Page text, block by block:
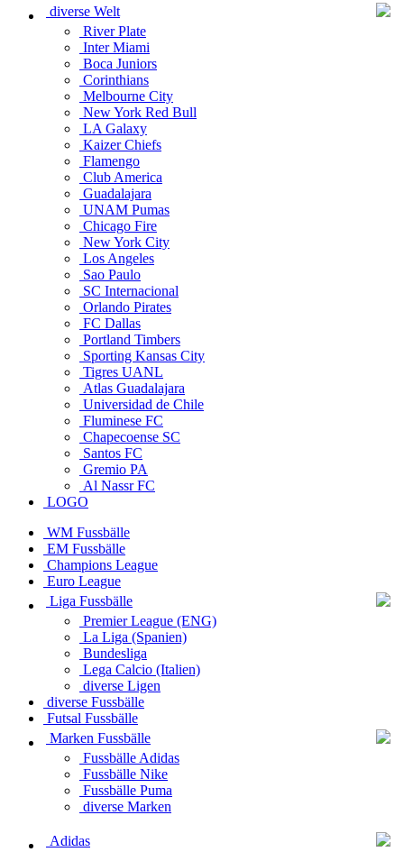
diverse Welt
River Plate
Inter Miami
Boca Juniors
Corinthians
Melbourne City
New York Red Bull
LA Galaxy
Kaizer Chiefs
Flamengo
Club America
Guadalajara
UNAM Pumas
Chicago Fire
New York City
Los Angeles
Sao Paulo
SC Internacional
Orlando Pirates
FC Dallas
Portland Timbers
Sporting Kansas City
Tigres UANL
Atlas Guadalajara
Universidad de Chile
Fluminese FC
Chapecoense SC
Santos FC
Gremio PA
Al Nassr FC
LOGO
WM Fussbälle
EM Fussbälle
Champions League
Euro League
Liga Fussbälle
Premier League (ENG)
La Liga (Spanien)
Bundesliga
Lega Calcio (Italien)
diverse Ligen
diverse Fussbälle
Futsal Fussbälle
Marken Fussbälle
Fussbälle Adidas
Fussbälle Nike
Fussbälle Puma
diverse Marken
Adidas